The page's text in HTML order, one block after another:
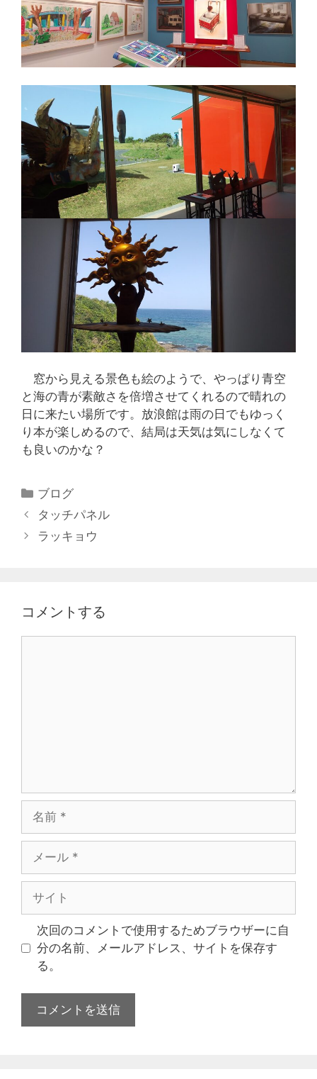
窓から見える景色も絵のようで、やっぱり青空
と海の青が素敵さを倍増させてくれるので晴れの
日に来たい場所です。放浪館は雨の日でもゆっく
り本が楽しめるので、結局は天気は気にしなくて
も良いのかな？
ブログ
タッチパネル
ラッキョウ
コメントする
次回のコメントで使用するためブラウザーに自
分の名前、メールアドレス、サイトを保存す
る。